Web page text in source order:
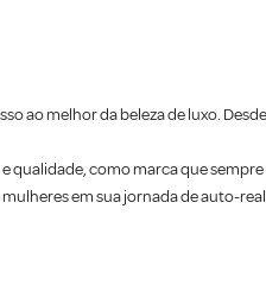
ao melhor da beleza de luxo.
qualidade, como marca que
em sua jornada de auto-